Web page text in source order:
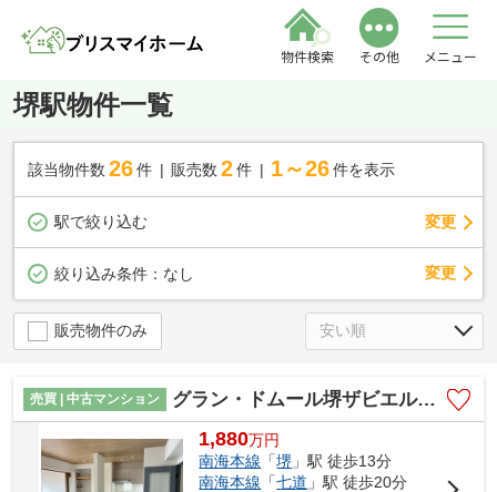
物件検索 その他 メニュー
堺駅物件一覧
該当物件数 26件 販売数 2 件 1～26 件を表示
駅で絞り込む 変更
絞り込み条件： なし 変更
販売物件のみ
売買 | 中古マンション グラン・ドムール堺ザビエル公園
1,880万円
南海本線 「堺 」駅 徒歩13分
南海本線 「七道 」駅 徒歩20分